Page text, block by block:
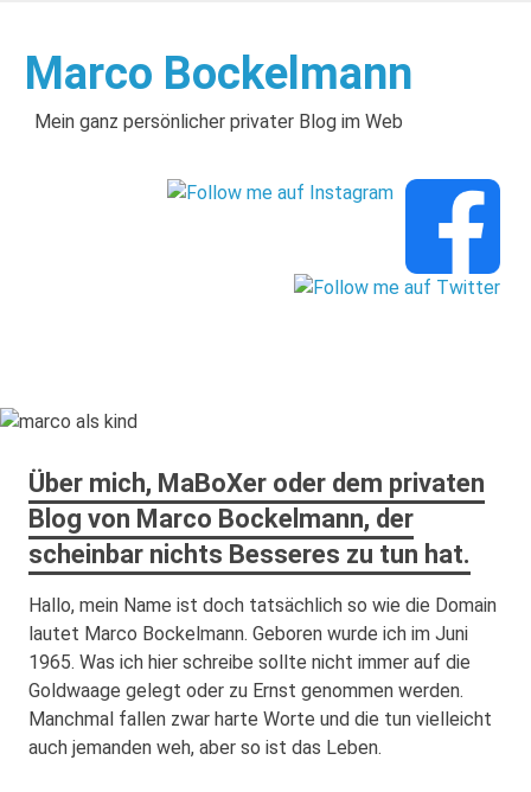
springen
Marco Bockelmann
Mein ganz persönlicher privater Blog im Web
Über mich, MaBoXer oder dem privaten
Blog von Marco Bockelmann, der
scheinbar nichts Besseres zu tun hat.
Hallo, mein Name ist doch tatsächlich so wie die Domain
lautet Marco Bockelmann. Geboren wurde ich im Juni
1965. Was ich hier schreibe sollte nicht immer auf die
Goldwaage gelegt oder zu Ernst genommen werden.
Manchmal fallen zwar harte Worte und die tun vielleicht
auch jemanden weh, aber so ist das Leben.